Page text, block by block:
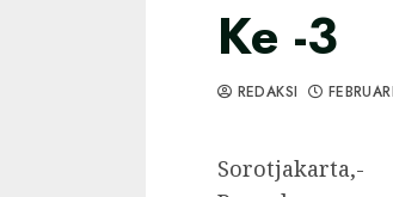
Ke -3
REDAKSI
Sorotjakarta,-